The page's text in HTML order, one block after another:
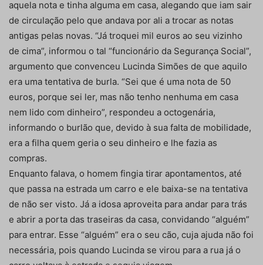
aquela nota e tinha alguma em casa, alegando que iam sair
de circulação pelo que andava por ali a trocar as notas
antigas pelas novas. “Já troquei mil euros ao seu vizinho
de cima”, informou o tal “funcionário da Segurança Social”,
argumento que convenceu Lucinda Simões de que aquilo
era uma tentativa de burla. “Sei que é uma nota de 50
euros, porque sei ler, mas não tenho nenhuma em casa
nem lido com dinheiro”, respondeu a octogenária,
informando o burlão que, devido à sua falta de mobilidade,
era a filha quem geria o seu dinheiro e lhe fazia as
compras.
Enquanto falava, o homem fingia tirar apontamentos, até
que passa na estrada um carro e ele baixa-se na tentativa
de não ser visto. Já a idosa aproveita para andar para trás
e abrir a porta das traseiras da casa, convidando “alguém”
para entrar. Esse “alguém” era o seu cão, cuja ajuda não foi
necessária, pois quando Lucinda se virou para a rua já o